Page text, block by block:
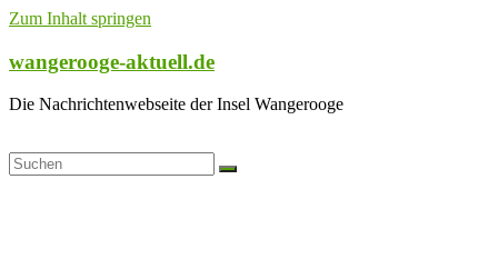
Zum Inhalt springen
wangerooge-aktuell.de
Die Nachrichtenwebseite der Insel Wangerooge